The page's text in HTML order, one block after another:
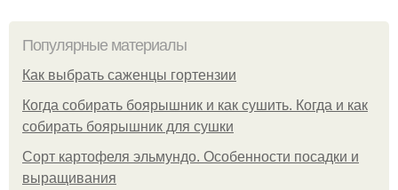
Популярные материалы
Как выбрать саженцы гортензии
Когда собирать боярышник и как сушить. Когда и как
собирать боярышник для сушки
Сорт картофеля эльмундо. Особенности посадки и
выращивания